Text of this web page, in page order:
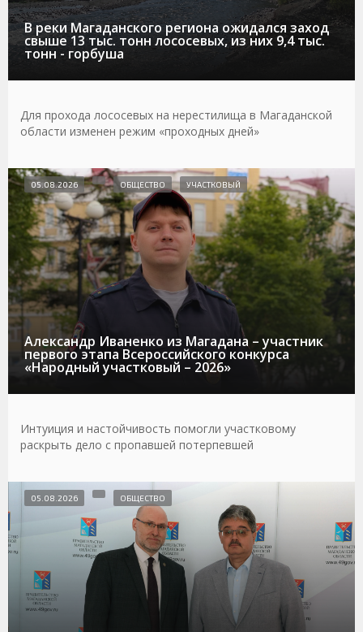
В реки Магаданского региона ожидался заход
свыше 13 тыс. тонн лососевых, из них 9,4 тыс.
тонн - горбуша
Для прохода лососевых на нерестилища в Магаданской
области изменен режим «проходных дней»
Александр Иваненко из Магадана – участник
первого этапа Всероссийского конкурса
«Народный участковый – 2026»
05.08.2026 ОБЩЕСТВО УЧАСТКОВЫЙ
Интуиция и настойчивость помогли участковому
раскрыть дело с пропавшей потерпевшей
05.08.2026 ОБЩЕСТВО